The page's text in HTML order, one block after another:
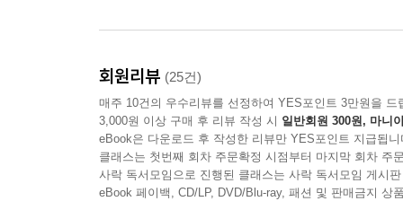
않고 살아서 당신을 삼키려 한다. 죄에 그런 위력
--- p.40
사울은 모든 것을 주님을 위해 했다고 말하지만
더 높여 주실 텐데도 그는 여전히 자신이 작다고
것을 세상에서 얻으려 한 것이다. 그 결과 그는 어
회원리뷰 (25건)
매주 10건의 우수리뷰를 선정하여 YES포인트 3만원을 드
3,000원 이상 구매 후 리뷰 작성 시 일반회원 300원, 마니
eBook은 다운로드 후 작성한 리뷰만 YES포인트 지급됩니
클래스는 첫번째 회차 주문확정 시점부터 마지막 회차 주
사락 독서모임으로 진행된 클래스는 사락 독서모임 게시
eBook 페이백, CD/LP, DVD/Blu-ray, 패션 및 판매금지 상